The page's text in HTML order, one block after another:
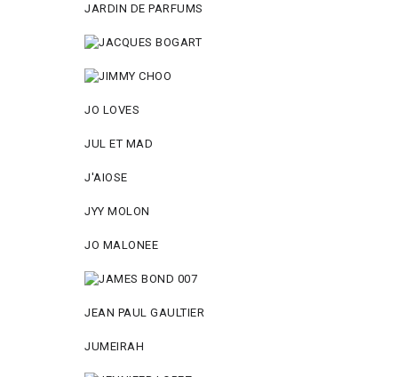
JARDIN DE PARFUMS
JO LOVES
JUL ET MAD
J'AIOSE
JYY МОLON
JO MАLОNEE
JEAN PAUL GAULTIER
JUMEIRAH